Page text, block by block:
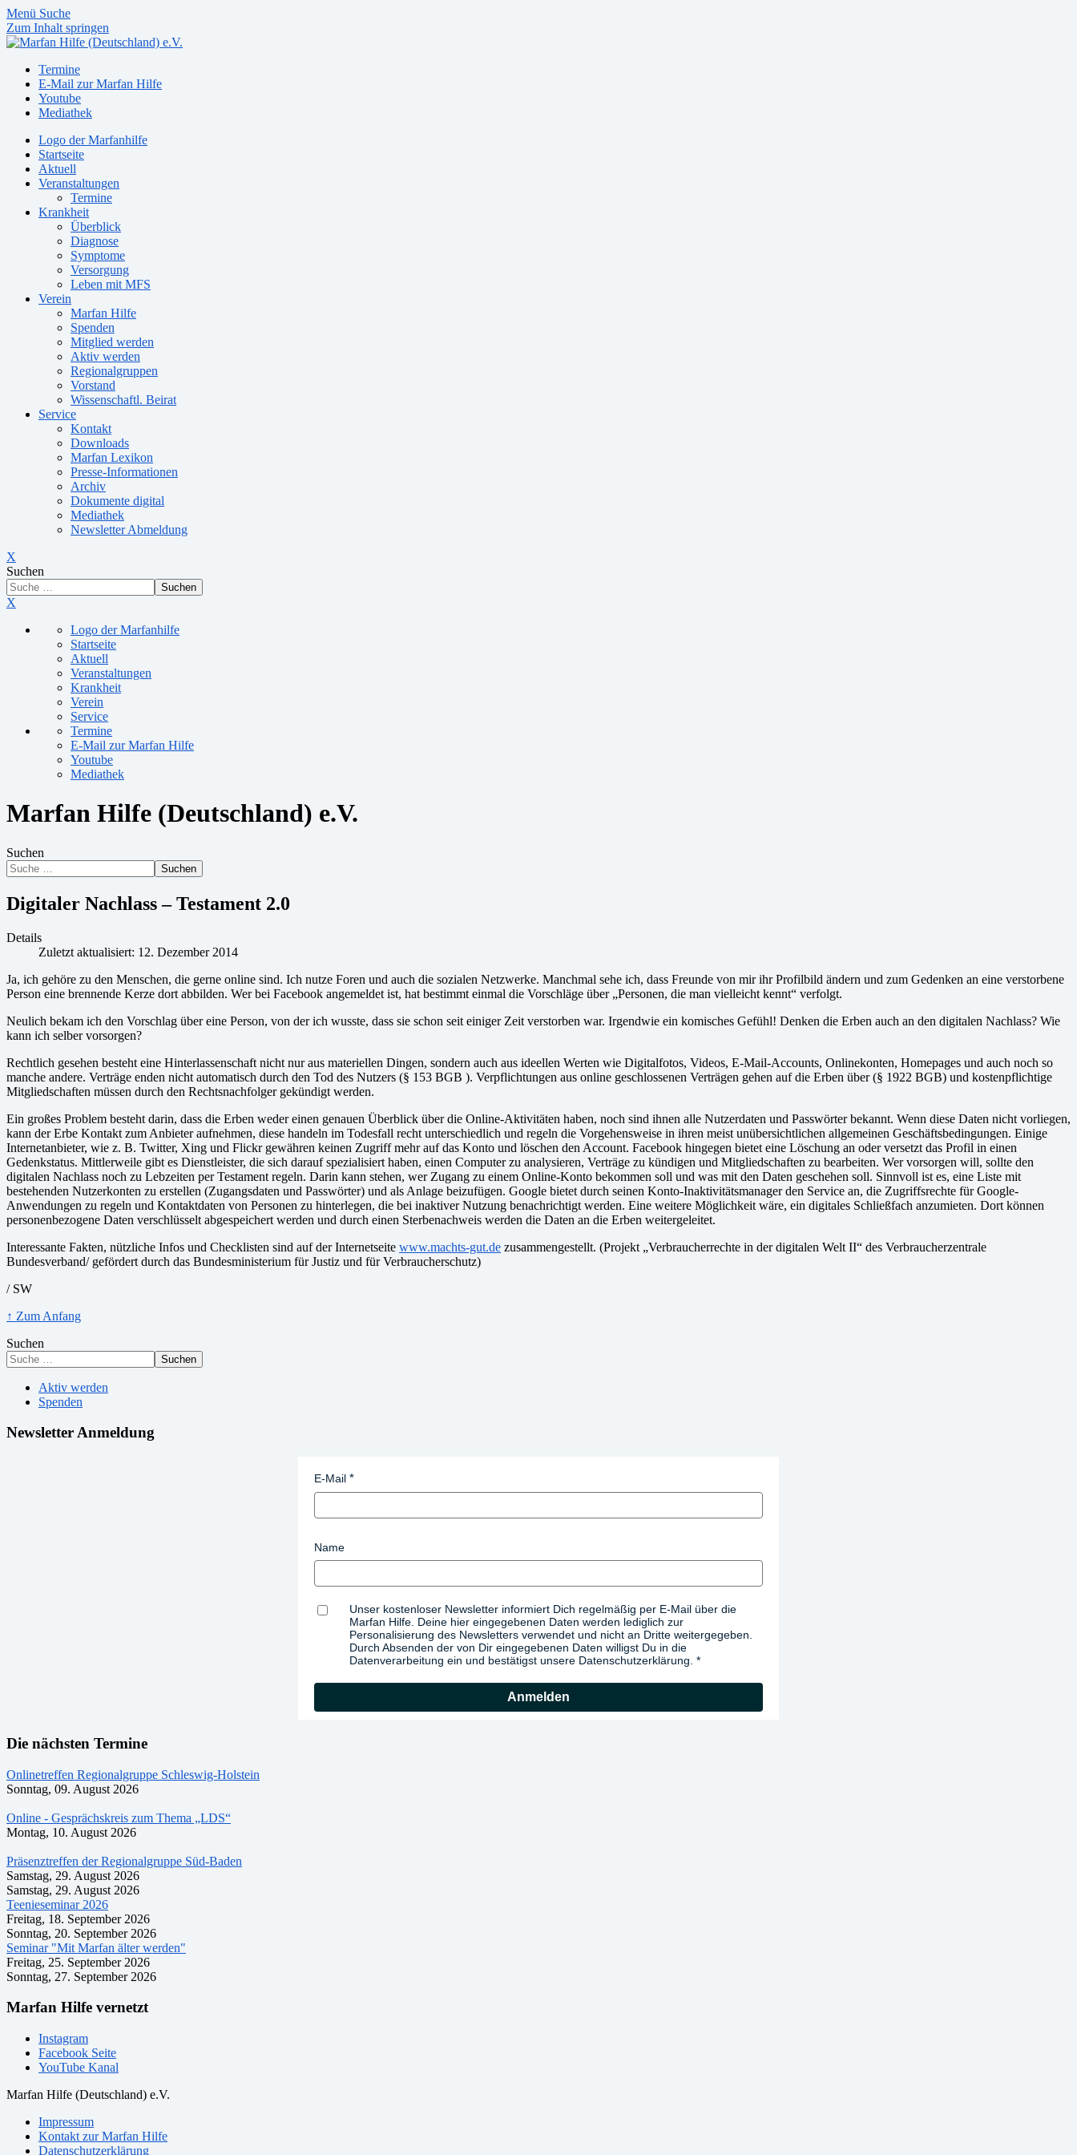
Menü Suche
Zum Inhalt springen
Termine
E-Mail zur Marfan Hilfe
Youtube
Mediathek
Logo der Marfanhilfe
Startseite
Aktuell
Veranstaltungen
Termine
Krankheit
Überblick
Diagnose
Symptome
Versorgung
Leben mit MFS
Verein
Marfan Hilfe
Spenden
Mitglied werden
Aktiv werden
Regionalgruppen
Vorstand
Wissenschaftl. Beirat
Service
Kontakt
Downloads
Marfan Lexikon
Presse-Informationen
Archiv
Dokumente digital
Mediathek
Newsletter Abmeldung
X
Suchen
Suchen
X
Logo der Marfanhilfe
Startseite
Aktuell
Veranstaltungen
Krankheit
Verein
Service
Termine
E-Mail zur Marfan Hilfe
Youtube
Mediathek
Marfan Hilfe (Deutschland) e.V.
Suchen
Suchen
Digitaler Nachlass – Testament 2.0
Details
Zuletzt aktualisiert: 12. Dezember 2014
Ja, ich gehöre zu den Menschen, die gerne online sind. Ich nutze Foren und auch die sozialen Netzwerke. Manchmal sehe ich, dass Freunde von mir ihr Profilbild ändern und zum Gedenken an eine verstorbene
Person eine brennende Kerze dort abbilden. Wer bei Facebook angemeldet ist, hat bestimmt einmal die Vorschläge über „Personen, die man vielleicht kennt“ verfolgt.
Neulich bekam ich den Vorschlag über eine Person, von der ich wusste, dass sie schon seit einiger Zeit verstorben war. Irgendwie ein komisches Gefühl! Denken die Erben auch an den digitalen Nachlass? Wie
kann ich selber vorsorgen?
Rechtlich gesehen besteht eine Hinterlassenschaft nicht nur aus materiellen Dingen, sondern auch aus ideellen Werten wie Digitalfotos, Videos, E-Mail-Accounts, Onlinekonten, Homepages und auch noch so
manche andere. Verträge enden nicht automatisch durch den Tod des Nutzers (§ 153 BGB ). Verpflichtungen aus online geschlossenen Verträgen gehen auf die Erben über (§ 1922 BGB) und kostenpflichtige
Mitgliedschaften müssen durch den Rechtsnachfolger gekündigt werden.
Ein großes Problem besteht darin, dass die Erben weder einen genauen Überblick über die Online-Aktivitäten haben, noch sind ihnen alle Nutzerdaten und Passwörter bekannt. Wenn diese Daten nicht vorliegen,
kann der Erbe Kontakt zum Anbieter aufnehmen, diese handeln im Todesfall recht unterschiedlich und regeln die Vorgehensweise in ihren meist unübersichtlichen allgemeinen Geschäftsbedingungen. Einige
Internetanbieter, wie z. B. Twitter, Xing und Flickr gewähren keinen Zugriff mehr auf das Konto und löschen den Account. Facebook hingegen bietet eine Löschung an oder versetzt das Profil in einen
Gedenkstatus. Mittlerweile gibt es Dienstleister, die sich darauf spezialisiert haben, einen Computer zu analysieren, Verträge zu kündigen und Mitgliedschaften zu bearbeiten. Wer vorsorgen will, sollte den
digitalen Nachlass noch zu Lebzeiten per Testament regeln. Darin kann stehen, wer Zugang zu einem Online-Konto bekommen soll und was mit den Daten geschehen soll. Sinnvoll ist es, eine Liste mit
bestehenden Nutzerkonten zu erstellen (Zugangsdaten und Passwörter) und als Anlage beizufügen. Google bietet durch seinen Konto-Inaktivitätsmanager den Service an, die Zugriffsrechte für Google-
Anwendungen zu regeln und Kontaktdaten von Personen zu hinterlegen, die bei inaktiver Nutzung benachrichtigt werden. Eine weitere Möglichkeit wäre, ein digitales Schließfach anzumieten. Dort können
personenbezogene Daten verschlüsselt abgespeichert werden und durch einen Sterbenachweis werden die Daten an die Erben weitergeleitet.
Interessante Fakten, nützliche Infos und Checklisten sind auf der Internetseite www.machts-gut.de zusammengestellt. (Projekt „Verbraucherrechte in der digitalen Welt II“ des Verbraucherzentrale
Bundesverband/ gefördert durch das Bundesministerium für Justiz und für Verbraucherschutz)
/ SW
↑ Zum Anfang
Suchen
Suchen
Aktiv werden
Spenden
Newsletter Anmeldung
E-Mail
Name
Unser kostenloser Newsletter informiert Dich regelmäßig per E-Mail über die
Marfan Hilfe. Deine hier eingegebenen Daten werden lediglich zur
Personalisierung des Newsletters verwendet und nicht an Dritte weitergegeben.
Durch Absenden der von Dir eingegebenen Daten willigst Du in die
Datenverarbeitung ein und bestätigst unsere Datenschutzerklärung.
Anmelden
Die nächsten Termine
Onlinetreffen Regionalgruppe Schleswig-Holstein
Sonntag, 09. August 2026
Online - Gesprächskreis zum Thema „LDS“
Montag, 10. August 2026
Präsenztreffen der Regionalgruppe Süd-Baden
Samstag, 29. August 2026
Samstag, 29. August 2026
Teenieseminar 2026
Freitag, 18. September 2026
Sonntag, 20. September 2026
Seminar "Mit Marfan älter werden"
Freitag, 25. September 2026
Sonntag, 27. September 2026
Marfan Hilfe vernetzt
Instagram
Facebook Seite
YouTube Kanal
Marfan Hilfe (Deutschland) e.V.
Impressum
Kontakt zur Marfan Hilfe
Datenschutzerklärung